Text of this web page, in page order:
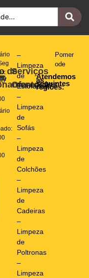
deServiços
Oferecidos
–
Limpeza
de
Estofados
–
Limpeza
de
Sofás
–
Limpeza
de
Colchões
–
Limpeza
de
Cadeiras
–
Limpeza
de
Poltronas
–
Limpeza
Atendemos
as
seguintes
regiões:
Pomer
ode